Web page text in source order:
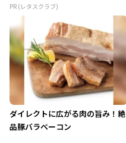
PR (レタスクラブ)
ダイレクトに広がる肉の旨み！絶
品豚バラベーコン